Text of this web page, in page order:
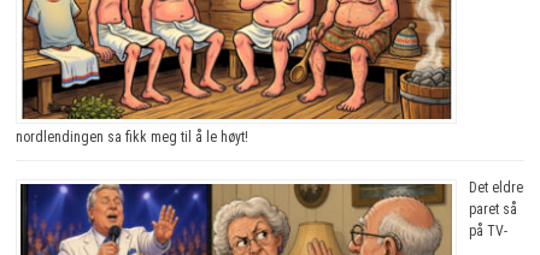
nordlendingen sa fikk meg til å le høyt!
Det eldre
paret så
på TV-